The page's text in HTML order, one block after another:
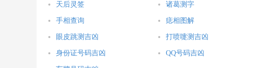
天后灵签 诸葛测字
手相查询 痣相图解
眼皮跳测吉凶 打喷嚏测吉凶
身份证号码吉凶 QQ号码吉凶